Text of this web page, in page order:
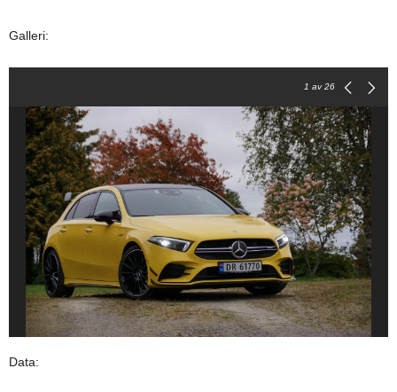
Galleri:
1 av 26
Data: